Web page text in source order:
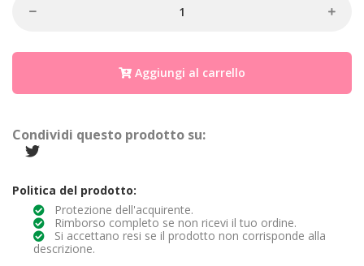
Aggiungi al carrello
Condividi questo prodotto su:
Politica del prodotto:
Protezione dell'acquirente.
Rimborso completo se non ricevi il tuo ordine.
Si accettano resi se il prodotto non corrisponde alla
descrizione.